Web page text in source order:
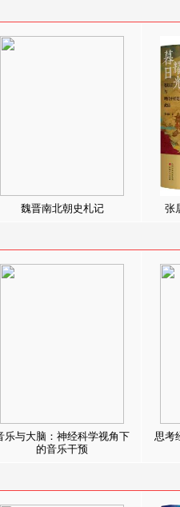
魏晋南北朝史札记 张
乐与大脑：神经科学视角下
的音乐干预
思考